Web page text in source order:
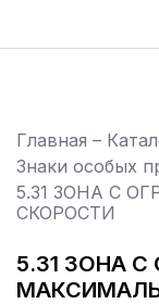
Главная –
Знаки особых
5.31 ЗОНА С
СКОРОСТИ
5.31 ЗОНА